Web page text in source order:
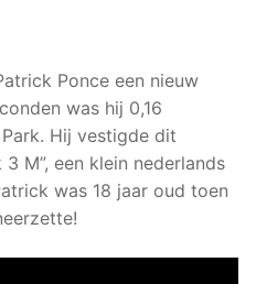
Ponce een nieuw
was hij 0,16
Hij vestigde dit
M”, een klein nederlands
was 18 jaar oud toen